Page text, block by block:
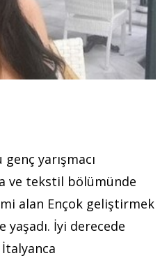
yarışmacı
ve tekstil bölümünde
alan Ençok geliştirmek
yaşadı. İyi derecede